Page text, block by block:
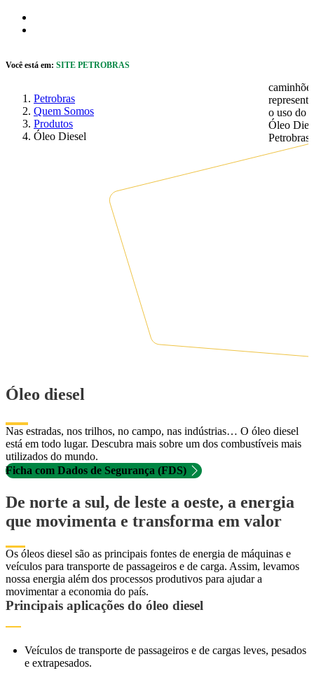
Você está em: SITE PETROBRAS
Petrobras
Quem Somos
Produtos
Óleo Diesel
Óleo diesel
Nas estradas, nos trilhos, no campo, nas indústrias… O óleo diesel
está em todo lugar. Descubra mais sobre um dos combustíveis mais
utilizados do mundo.
Ficha com Dados de Segurança (FDS)
De norte a sul, de leste a oeste, a energia
que movimenta e transforma em valor
Os óleos diesel são as principais fontes de energia de máquinas e
veículos para transporte de passageiros e de carga. Assim, levamos
nossa energia além dos processos produtivos para ajudar a
movimentar a economia do país.
Principais aplicações do óleo diesel
Veículos de transporte de passageiros e de cargas leves, pesados
e extrapesados.
caixa de cookies